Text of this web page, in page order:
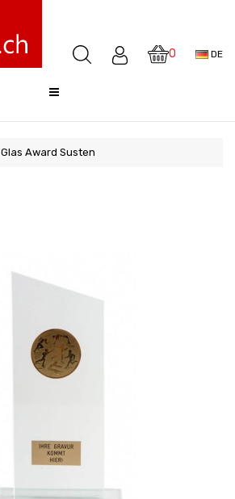
0 DE
Glas Award Susten